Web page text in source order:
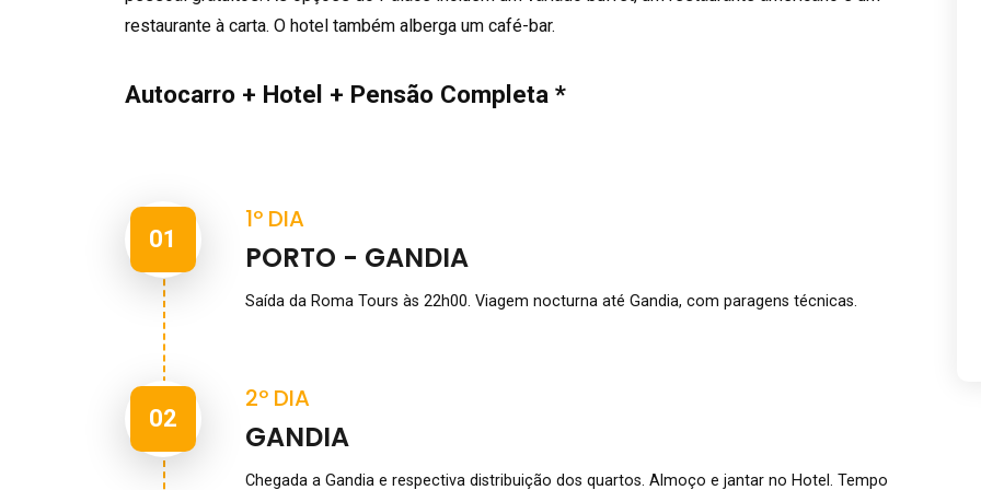
restaurante à carta. O hotel também alberga um café-bar.
Autocarro + Hotel + Pensão Completa *
01
1º DIA
PORTO - GANDIA
Saída da Roma Tours às 22h00. Viagem nocturna até Gandia, com paragens técnicas.
02
2º DIA
GANDIA
Chegada a Gandia e respectiva distribuição dos quartos. Almoço e jantar no Hotel. Tempo